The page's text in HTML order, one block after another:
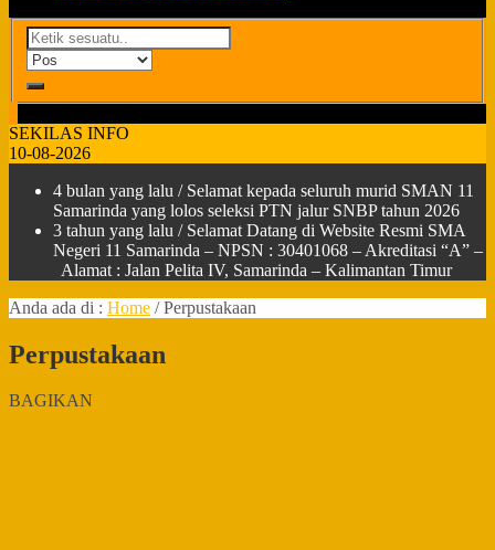
SEKILAS INFO
10-08-2026
4 bulan yang lalu / Selamat kepada seluruh murid SMAN 11
Samarinda yang lolos seleksi PTN jalur SNBP tahun 2026
3 tahun yang lalu / Selamat Datang di Website Resmi SMA
Negeri 11 Samarinda – NPSN : 30401068 – Akreditasi “A” –
Alamat : Jalan Pelita IV, Samarinda – Kalimantan Timur
Anda ada di : Home /Perpustakaan
Perpustakaan
BAGIKAN